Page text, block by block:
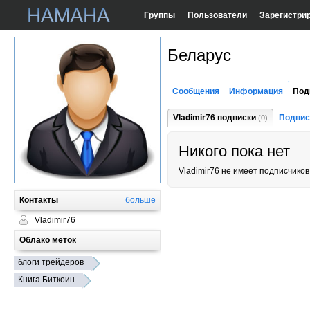
Группы Пользователи
Контакты больше
Vladimir76
Облако меток
блоги трейдеров
Книга Биткоин
Беларус
Сообщения Информация
Vladimir76 подписки (0)
Никого пока нет
Vladimir76 не имеет подписчиков